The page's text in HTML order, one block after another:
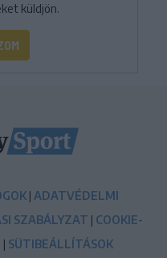
küldjön.
| ADATVÉDELMI
SZABÁLYZAT | COOKIE-
| SÜTIBEÁLLÍTÁSOK